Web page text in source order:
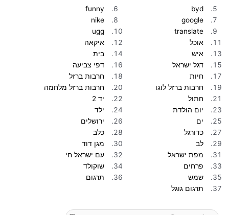
byd
funny
google
nike
translate
ugg
אוכל
איקאה
איש
בית
דגל ישראל
דפי צביעה
חיות
חרבות ברזל
חרבות ברזל לוגו
חרבות ברזל מלחמה
חתול
יד 2
יום הולדת
ילד
ים
ירושלים
כדורגל
כלב
לב
מגן דוד
מפת ישראל
עם ישראל חי
פרחים
שוקולד
שמש
תרגום
תרגום גוגל
for: